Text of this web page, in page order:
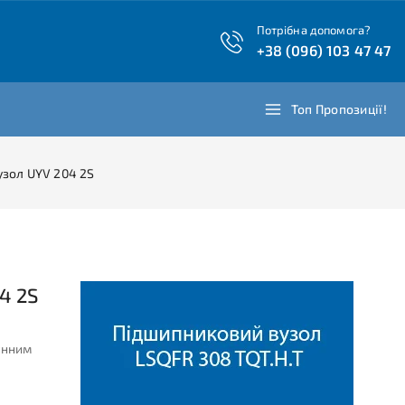
Потрібна допомога?
+38 (096) 103 47 47
Топ Пропозиції!
UYV 204 2S
2S